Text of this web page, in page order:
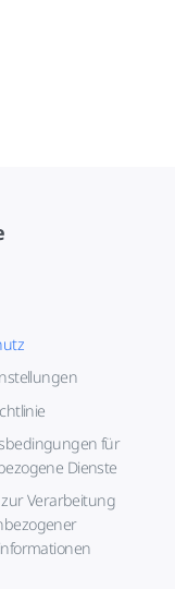
für
Dienste
zur Verarbeitung